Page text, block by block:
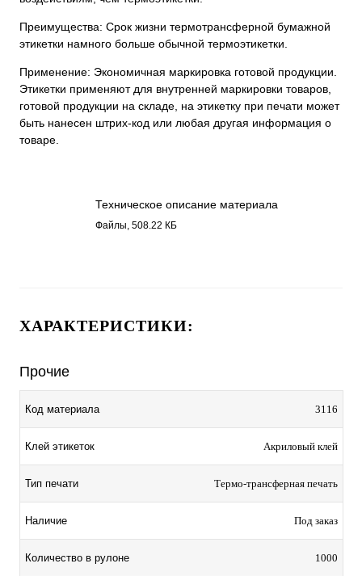
Преимущества: Срок жизни термотрансферной бумажной
этикетки намного больше обычной термоэтикетки.
Применение: Экономичная маркировка готовой продукции.
Этикетки применяют для внутренней маркировки товаров,
готовой продукции на складе, на этикетку при печати может
быть нанесен штрих-код или любая другая информация о
товаре.
Техническое описание материала
Бумага полуглянец 3116.pdf
Файлы, 508.22 КБ
ХАРАКТЕРИСТИКИ:
Прочие
Код материала 3116
Клей этикеток Акриловый клей
Тип печати Термо-трансферная печать
Наличие Под заказ
Количество в рулоне 1000